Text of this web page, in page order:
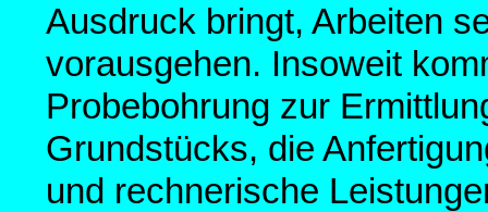
Ausdruck bringt, Arbeiten
vorausgehen. Insoweit
Probebohrung zur
Grundstücks, die
und rechnerische